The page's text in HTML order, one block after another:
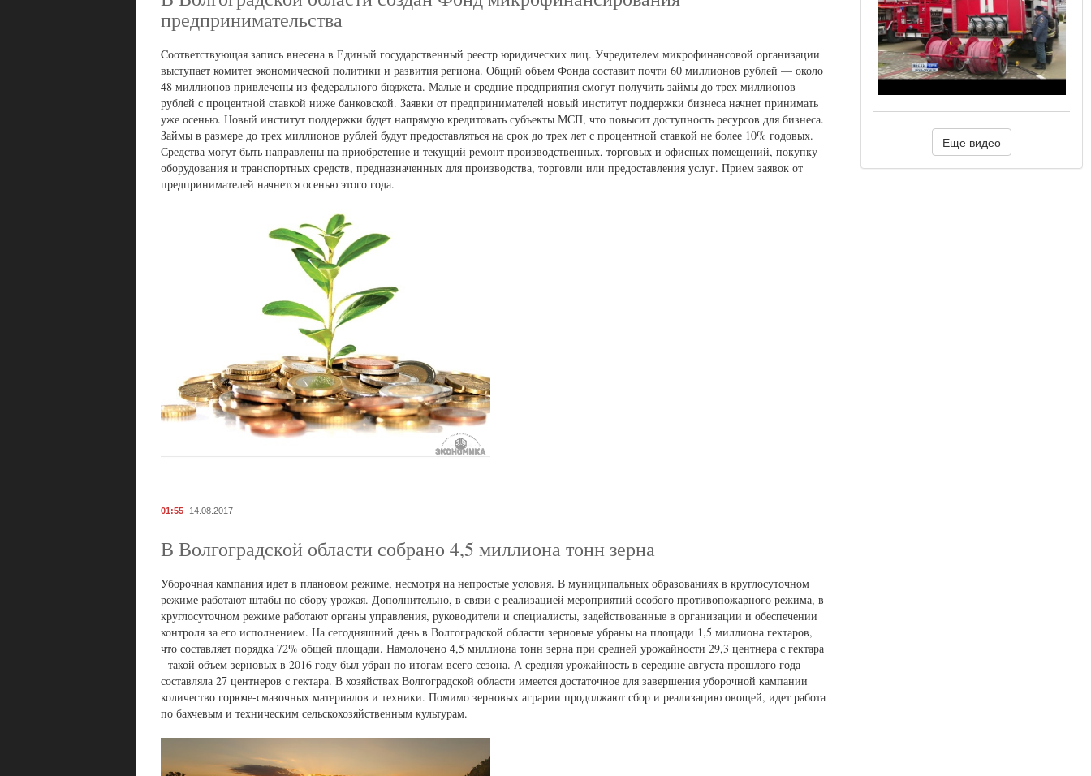
предпринимательства
Cоответствующая запись внесена в Единый государственный реестр юридических лиц. Учредителем микрофинансовой организации
выступает комитет экономической политики и развития региона. Общий объем Фонда составит почти 60 миллионов рублей — около
48 миллионов привлечены из федерального бюджета. Малые и средние предприятия смогут получить займы до трех миллионов
рублей с процентной ставкой ниже банковской. Заявки от предпринимателей новый институт поддержки бизнеса начнет принимать
уже осенью. Новый институт поддержки будет напрямую кредитовать субъекты МСП, что повысит доступность ресурсов для бизнеса.
Займы в размере до трех миллионов рублей будут предоставляться на срок до трех лет с процентной ставкой не более 10% годовых.
Средства могут быть направлены на приобретение и текущий ремонт производственных, торговых и офисных помещений, покупку
оборудования и транспортных средств, предназначенных для производства, торговли или предоставления услуг. Прием заявок от
предпринимателей начнется осенью этого года.
01:55 14.08.2017
В Волгоградской области собрано 4,5 миллиона тонн зерна
Уборочная кампания идет в плановом режиме, несмотря на непростые условия. В муниципальных образованиях в круглосуточном
режиме работают штабы по сбору урожая. Дополнительно, в связи с реализацией мероприятий особого противопожарного режима, в
круглосуточном режиме работают органы управления, руководители и специалисты, задействованные в организации и обеспечении
контроля за его исполнением. На сегодняшний день в Волгоградской области зерновые убраны на площади 1,5 миллиона гектаров,
что составляет порядка 72% общей площади. Намолочено 4,5 миллиона тонн зерна при средней урожайности 29,3 центнера с гектара
- такой объем зерновых в 2016 году был убран по итогам всего сезона. А средняя урожайность в середине августа прошлого года
составляла 27 центнеров с гектара. В хозяйствах Волгоградской области имеется достаточное для завершения уборочной кампании
количество горюче-смазочных материалов и техники. Помимо зерновых аграрии продолжают сбор и реализацию овощей, идет работа
по бахчевым и техническим сельскохозяйственным культурам.
Еще видео